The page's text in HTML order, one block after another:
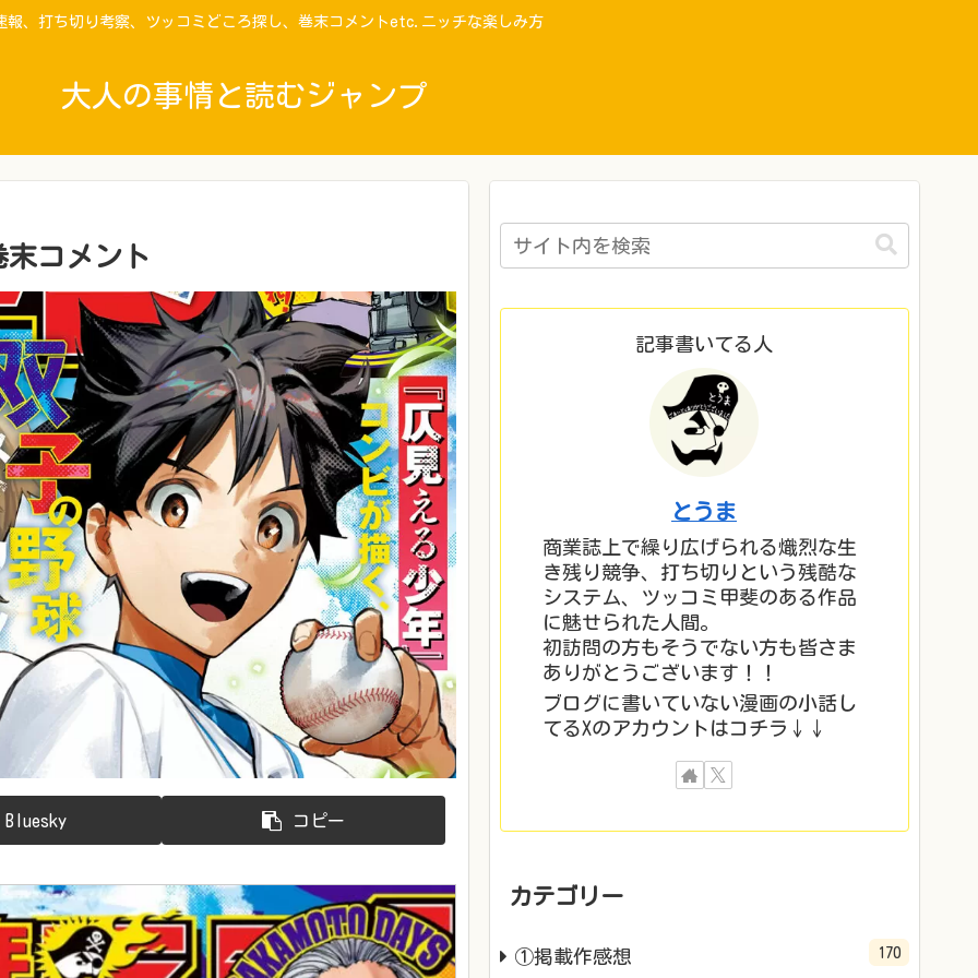
報、打ち切り考察、ツッコミどころ探し、巻末コメントetc.ニッチな楽しみ方
大人の事情と読むジャンプ
末コメント
Bluesky コピー
記事書いてる人
とうま
商業誌上で繰り広げられる熾烈な生
き残り競争、打ち切りという残酷な
システム、ツッコミ甲斐のある作品
に魅せられた人間。
初訪問の方もそうでない方も皆さま
ありがとうございます！！
ブログに書いていない漫画の小話し
てるXのアカウントはコチラ↓↓
カテゴリー
①掲載作感想 170